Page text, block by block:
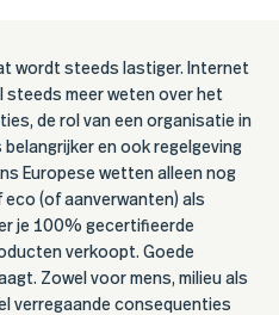
wordt steeds lastiger. Internet
steeds meer weten over het
de rol van een organisatie in
en ook regelgeving
Europese wetten alleen nog
eco (of aanverwanten) als
je 100% gecertifieerde
verkoopt. Goede
Zowel voor mens, milieu als
verregaande consequenties